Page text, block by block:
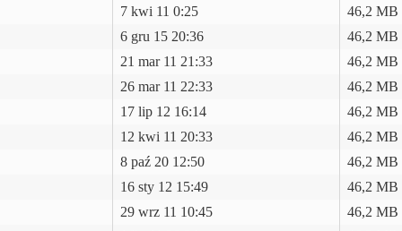
7 kwi 11 0:25
46,2 MB
6 gru 15 20:36
46,2 MB
21 mar 11 21:33
46,2 MB
26 mar 11 22:33
46,2 MB
17 lip 12 16:14
46,2 MB
12 kwi 11 20:33
46,2 MB
8 paź 20 12:50
46,2 MB
16 sty 12 15:49
46,2 MB
29 wrz 11 10:45
46,2 MB